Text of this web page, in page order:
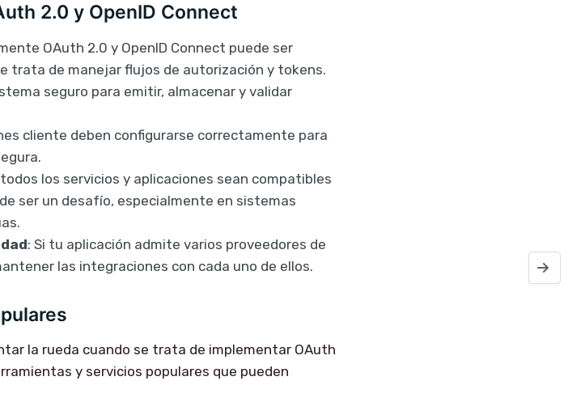
2.0 y OpenID Connect
OAuth 2.0 y OpenID Connect puede ser
trata de manejar flujos de autorización y tokens.
seguro para emitir, almacenar y validar
cliente deben configurarse correctamente para
los servicios y aplicaciones sean compatibles
ser un desafío, especialmente en sistemas
: Si tu aplicación admite varios proveedores de
las integraciones con cada uno de ellos.
la rueda cuando se trata de implementar OAuth
y servicios populares que pueden